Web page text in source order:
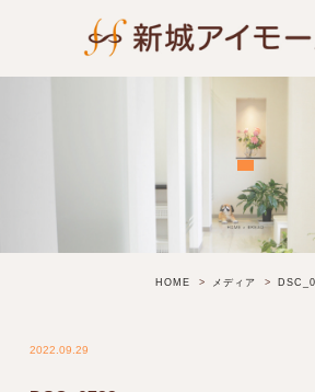
HOME メディア
2022.09.29